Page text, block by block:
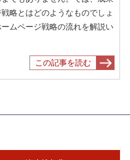
略とはどのようなものでしょ
ムページ戦略の流れを解説い
この記事を読む